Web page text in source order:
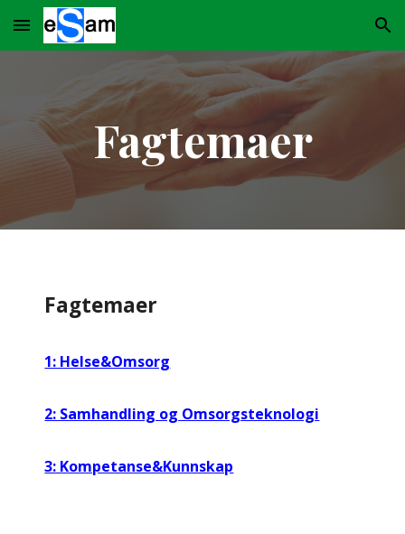
Skip to main content Skip to navigation
Fagtemaer
Fagtemaer
1: Helse&Omsorg
2: Samhandling og Omsorgsteknologi
3: Kompetanse&Kunnskap